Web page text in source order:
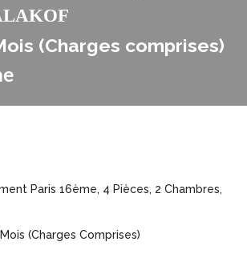
(Charges comprises)
Paris 16ème, 4 Pièces, 2 Chambres,
(Charges Comprises)